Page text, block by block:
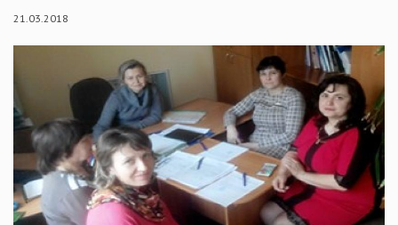
21.03.2018